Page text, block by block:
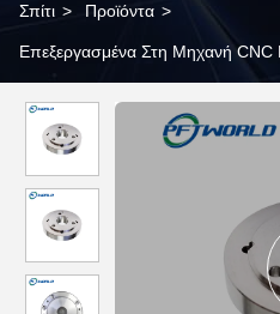
Σπίτι > Προϊόντα >
Επεξεργασμένα Στη Μηχανή CNC
κωνικότητα